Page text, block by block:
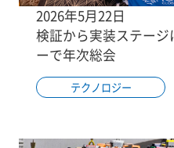
2026年5月22日
検証から実装ステー
ーで年次総会
テクノロジー